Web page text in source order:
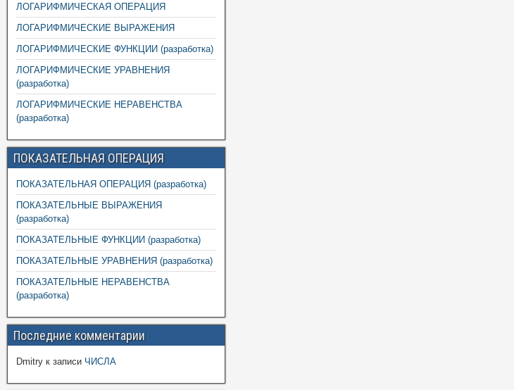
ЛОГАРИФМИЧЕСКАЯ ОПЕРАЦИЯ
ЛОГАРИФМИЧЕСКИЕ ВЫРАЖЕНИЯ
ЛОГАРИФМИЧЕСКИЕ ФУНКЦИИ (разработка)
ЛОГАРИФМИЧЕСКИЕ УРАВНЕНИЯ
(разработка)
ЛОГАРИФМИЧЕСКИЕ НЕРАВЕНСТВА
(разработка)
ПОКАЗАТЕЛЬНАЯ ОПЕРАЦИЯ
ПОКАЗАТЕЛЬНАЯ ОПЕРАЦИЯ (разработка)
ПОКАЗАТЕЛЬНЫЕ ВЫРАЖЕНИЯ
(разработка)
ПОКАЗАТЕЛЬНЫЕ ФУНКЦИИ (разработка)
ПОКАЗАТЕЛЬНЫЕ УРАВНЕНИЯ (разработка)
ПОКАЗАТЕЛЬНЫЕ НЕРАВЕНСТВА
(разработка)
Последние комментарии
Dmitry к записи ЧИСЛА